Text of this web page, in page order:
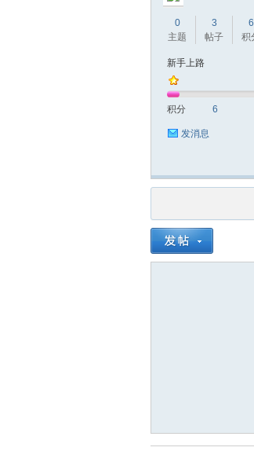
品
0
主题
3
帖子
6
积
新手上路
积分 6
发消息